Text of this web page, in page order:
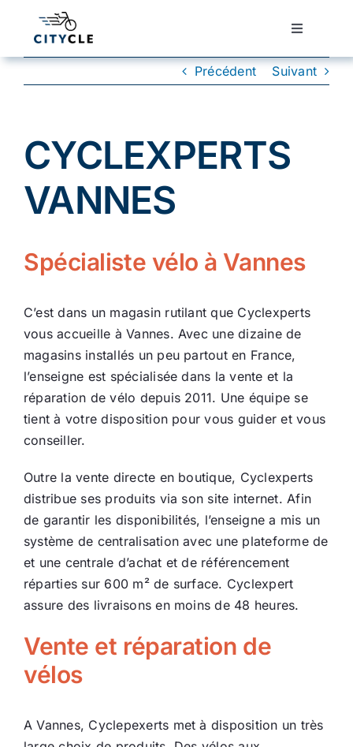
Toggle
Vélos de ville
Conseils
Actualité
Ecologie
Précédent Suivant
CYCLEXPERTS
VANNES
Spécialiste vélo à Vannes
C’est dans un magasin rutilant que Cyclexperts
vous accueille à Vannes. Avec une dizaine de
magasins installés un peu partout en France,
l’enseigne est spécialisée dans la vente et la
réparation de vélo depuis 2011. Une équipe se
tient à votre disposition pour vous guider et vous
conseiller.
Outre la vente directe en boutique, Cyclexperts
distribue ses produits via son site internet. Afin
de garantir les disponibilités, l’enseigne a mis un
système de centralisation avec une plateforme de
et une centrale d’achat et de référencement
réparties sur 600 m² de surface. Cyclexpert
assure des livraisons en moins de 48 heures.
Vente et réparation de
vélos
A Vannes, Cyclepexerts met à disposition un très